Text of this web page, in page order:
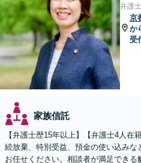
弁護
京
か
受
家族信託
【弁護士歴15年以上】【弁護士4人在
続放棄、特別受益、預金の使い込みな
お任せください。相談者が満足でき